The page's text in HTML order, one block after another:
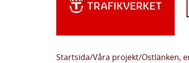
Startsida/Våra projekt/Ostlänken,